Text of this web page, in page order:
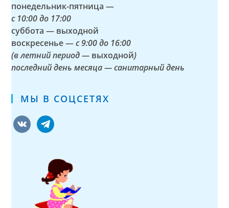
понедельник-пятница —
с 10:00 до 17:00
суббота — выходной
воскресенье —с 9:00 до 16:00
(в летний период — выходной)
последний день месяца — санитарный день
МЫ В СОЦСЕТЯХ
vkontaktetelegram